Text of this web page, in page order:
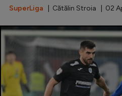
SuperLiga | Cătălin Stroia | 02